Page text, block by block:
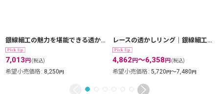
銀線細工の魅力を堪能できる透かしレースのフープピアスsilver925【フィリグリー・銀線細工】silver925
7,013 円 (税込)
希望小売価格 : 8,250円
レースの透かしリング｜銀線細工の透かしの繊細さを堪能できるシンプルリング。1号〜18号まで。【silver925】
4,862 円～6,358 円 (税込)
希望小売価格 : 5,720円～7,480円